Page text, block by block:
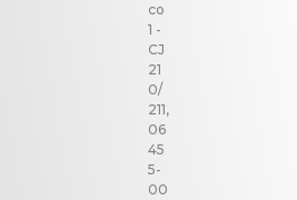
co
1 -
CJ
21
0/
211,
06
45
5-
00